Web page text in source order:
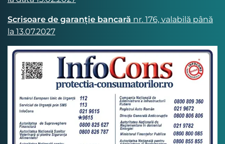
Scrisoare de garanție bancară nr. 176, valabilă până
la 13.07.2027